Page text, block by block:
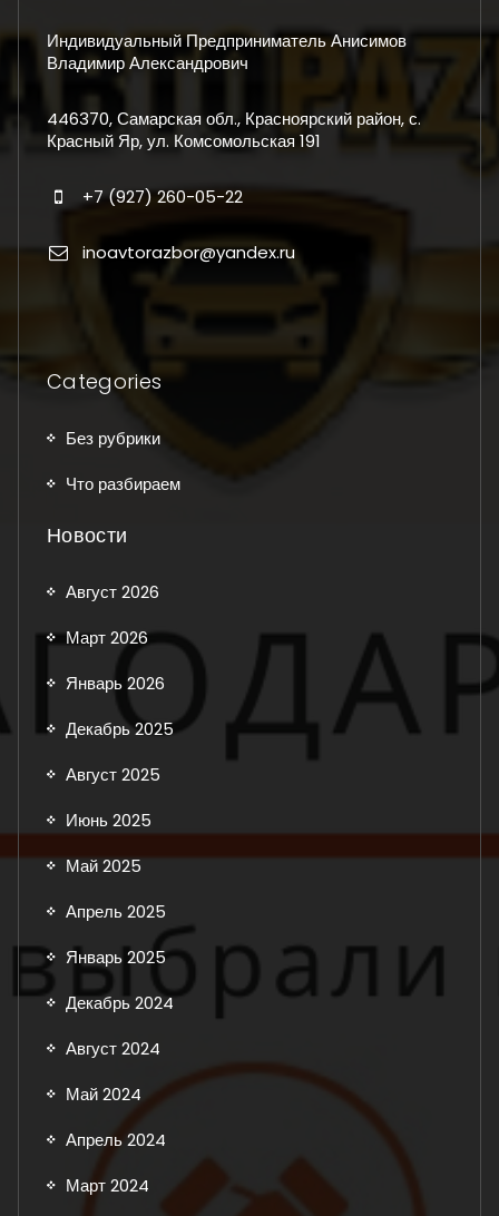
Индивидуальный Предприниматель Анисимов
Владимир Александрович
446370, Самарская обл., Красноярский район, с.
Красный Яр, ул. Комсомольская 191
+7 (927) 260-05-22
inoavtorazbor@yandex.ru
Categories
Без рубрики
Что разбираем
Новости
Август 2026
Март 2026
Январь 2026
Декабрь 2025
Август 2025
Июнь 2025
Май 2025
Апрель 2025
Январь 2025
Декабрь 2024
Август 2024
Май 2024
Апрель 2024
Март 2024